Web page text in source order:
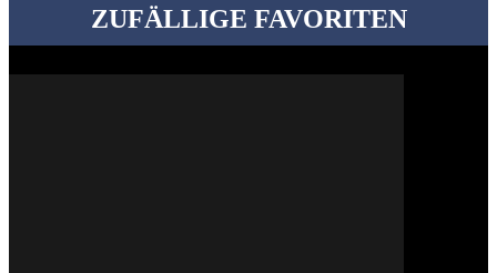
ZUFÄLLIGE FAVORITEN